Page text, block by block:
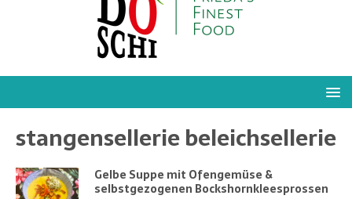
stangensellerie beleichsellerie
Gelbe Suppe mit Ofengemüse &
selbstgezogenen Bockshornkleesprossen